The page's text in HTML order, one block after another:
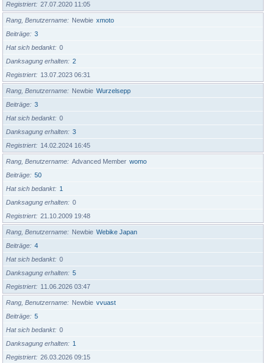
Registriert
27.07.2020 11:05
Rang, Benutzername Newbie xmoto
Beiträge
3
Hat sich bedankt
0
Danksagung erhalten
2
Registriert
13.07.2023 06:31
Rang, Benutzername Newbie Wurzelsepp
Beiträge
3
Hat sich bedankt
0
Danksagung erhalten
3
Registriert
14.02.2024 16:45
Rang, Benutzername Advanced Member womo
Beiträge
50
Hat sich bedankt
1
Danksagung erhalten
0
Registriert
21.10.2009 19:48
Rang, Benutzername Newbie Webike Japan
Beiträge
4
Hat sich bedankt
0
Danksagung erhalten
5
Registriert
11.06.2026 03:47
Rang, Benutzername Newbie vvuast
Beiträge
5
Hat sich bedankt
0
Danksagung erhalten
1
Registriert
26.03.2026 09:15